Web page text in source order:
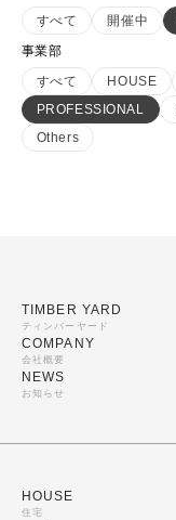
すべて
開催中
事業部
すべて
HOUSE
PROFESSIONAL
Others
TIMBER YARD
ティンバーヤード
COMPANY
会社概要
NEWS
お知らせ
HOUSE
住宅